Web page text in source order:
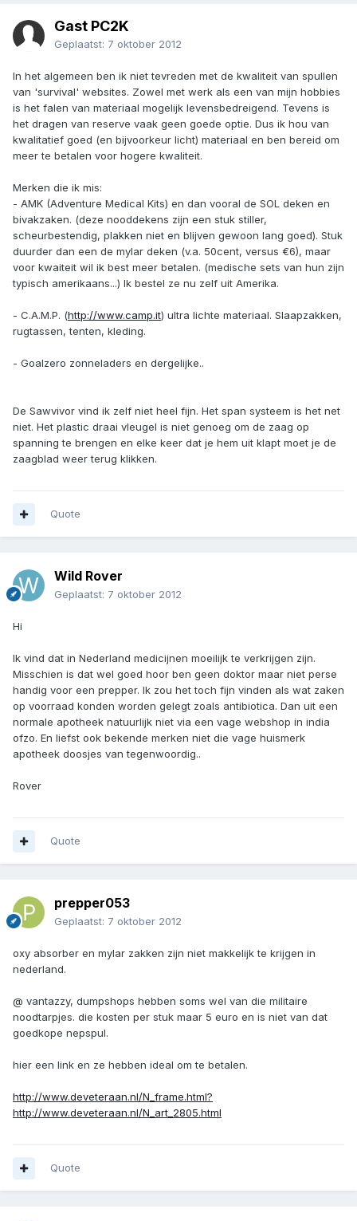
Gast PC2K
Geplaatst: 7 oktober 2012
In het algemeen ben ik niet tevreden met de kwaliteit van spullen
van 'survival' websites. Zowel met werk als een van mijn hobbies
is het falen van materiaal mogelijk levensbedreigend. Tevens is
het dragen van reserve vaak geen goede optie. Dus ik hou van
kwalitatief goed (en bijvoorkeur licht) materiaal en ben bereid om
meer te betalen voor hogere kwaliteit.
Merken die ik mis:
- AMK (Adventure Medical Kits) en dan vooral de SOL deken en
bivakzaken. (deze nooddekens zijn een stuk stiller,
scheurbestendig, plakken niet en blijven gewoon lang goed). Stuk
duurder dan een de mylar deken (v.a. 50cent, versus €6), maar
voor kwaiteit wil ik best meer betalen. (medische sets van hun zijn
typisch amerikaans...) Ik bestel ze nu zelf uit Amerika.
- C.A.M.P. (http://www.camp.it) ultra lichte materiaal. Slaapzakken,
rugtassen, tenten, kleding.
- Goalzero zonneladers en dergelijke..
De Sawvivor vind ik zelf niet heel fijn. Het span systeem is het net
niet. Het plastic draai vleugel is niet genoeg om de zaag op
spanning te brengen en elke keer dat je hem uit klapt moet je de
zaagblad weer terug klikken.
Quote
Wild Rover
Geplaatst: 7 oktober 2012
Hi
Ik vind dat in Nederland medicijnen moeilijk te verkrijgen zijn.
Misschien is dat wel goed hoor ben geen doktor maar niet perse
handig voor een prepper. Ik zou het toch fijn vinden als wat zaken
op voorraad konden worden gelegt zoals antibiotica. Dan uit een
normale apotheek natuurlijk niet via een vage webshop in india
ofzo. En liefst ook bekende merken niet die vage huismerk
apotheek doosjes van tegenwoordig..
Rover
Quote
prepper053
Geplaatst: 7 oktober 2012
oxy absorber en mylar zakken zijn niet makkelijk te krijgen in
nederland.
@ vantazzy, dumpshops hebben soms wel van die militaire
noodtarpjes. die kosten per stuk maar 5 euro en is niet van dat
goedkope nepspul.
hier een link en ze hebben ideal om te betalen.
http://www.deveteraan.nl/N_frame.html?
http://www.deveteraan.nl/N_art_2805.html
Quote